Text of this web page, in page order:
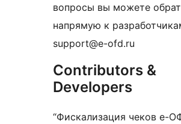
вопросы вы можете
напрямую к
support@e-ofd.ru
Contributors &
Developers
“Фискализация чеков е-